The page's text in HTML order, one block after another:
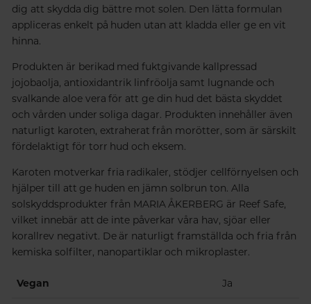
dig att skydda dig bättre mot solen. Den lätta formulan
appliceras enkelt på huden utan att kladda eller ge en vit
hinna.
Produkten är berikad med fuktgivande kallpressad
jojobaolja, antioxidantrik linfröolja samt lugnande och
svalkande aloe vera för att ge din hud det bästa skyddet
och vården under soliga dagar. Produkten innehåller även
naturligt karoten, extraherat från morötter, som är särskilt
fördelaktigt för torr hud och eksem.
Karoten motverkar fria radikaler, stödjer cellförnyelsen och
hjälper till att ge huden en jämn solbrun ton. Alla
solskyddsprodukter från MARIA ÅKERBERG är Reef Safe,
vilket innebär att de inte påverkar våra hav, sjöar eller
korallrev negativt. De är naturligt framställda och fria från
kemiska solfilter, nanopartiklar och mikroplaster.
Vegan Ja